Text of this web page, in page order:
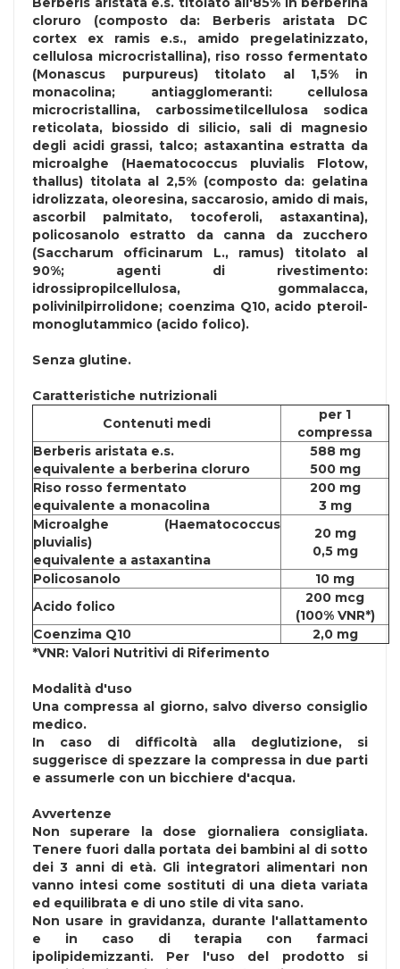
cloruro (composto da: Berberis aristata DC
cortex ex ramis e.s., amido pregelatinizzato,
cellulosa microcristallina), riso rosso fermentato
(Monascus purpureus) titolato al 1,5% in
monacolina; antiagglomeranti: cellulosa
microcristallina, carbossimetilcellulosa sodica
reticolata, biossido di silicio, sali di magnesio
degli acidi grassi, talco; astaxantina estratta da
microalghe (Haematococcus pluvialis Flotow,
thallus) titolata al 2,5% (composto da: gelatina
idrolizzata, oleoresina, saccarosio, amido di mais,
ascorbil palmitato, tocoferoli, astaxantina),
policosanolo estratto da canna da zucchero
(Saccharum officinarum L., ramus) titolato al
90%; agenti di rivestimento:
idrossipropilcellulosa, gommalacca,
polivinilpirrolidone; coenzima Q10, acido pteroil-
monoglutammico (acido folico).
Senza glutine.
Caratteristiche nutrizionali
Contenuti medi
per 1
compressa
Berberis aristata e.s.
equivalente a berberina cloruro
588 mg
500 mg
Riso rosso fermentato
equivalente a monacolina
200 mg
3 mg
Microalghe (Haematococcus
pluvialis)
equivalente a astaxantina
20 mg
0,5 mg
Policosanolo
10 mg
Acido folico
200 mcg
(100% VNR*)
Coenzima Q10
2,0 mg
*VNR: Valori Nutritivi di Riferimento
Modalità d'uso
Una compressa al giorno, salvo diverso consiglio
medico.
In caso di difficoltà alla deglutizione, si
suggerisce di spezzare la compressa in due parti
e assumerle con un bicchiere d'acqua.
Avvertenze
Non superare la dose giornaliera consigliata.
Tenere fuori dalla portata dei bambini al di sotto
dei 3 anni di età. Gli integratori alimentari non
vanno intesi come sostituti di una dieta variata
ed equilibrata e di uno stile di vita sano.
Non usare in gravidanza, durante l'allattamento
e in caso di terapia con farmaci
ipolipidemizzanti. Per l'uso del prodotto si